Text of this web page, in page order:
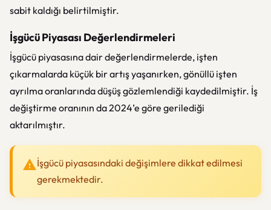
sabit kaldığı belirtilmiştir.
İşgücü Piyasası Değerlendirmeleri
İşgücü piyasasına dair değerlendirmelerde, işten
çıkarmalarda küçük bir artış yaşanırken, gönüllü işten
ayrılma oranlarında düşüş gözlemlendiği kaydedilmiştir. İş
değiştirme oranının da 2024’e göre gerilediği
aktarılmıştır.
İşgücü piyasasındaki değişimlere dikkat edilmesi
gerekmektedir.